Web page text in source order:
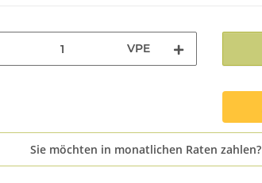
VPE
Sie möchten in monatlichen Raten zahlen?